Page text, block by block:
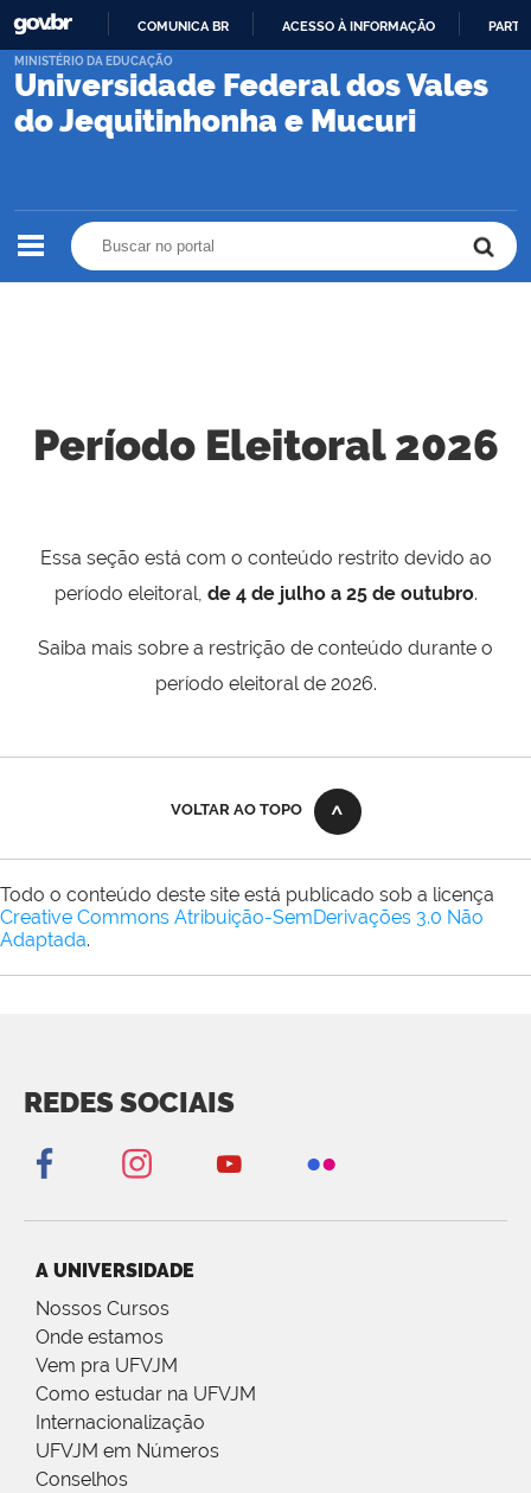
PARA
CONTEÚDO
COMUNICA BR ACESSO À INFORMAÇÃO
Universidade Federal dos Vales
do Jequitinhonha e Mucuri
MINISTÉRIO DA EDUCAÇÃO
Período Eleitoral 2026
Essa seção está com o conteúdo restrito devido ao
período eleitoral, de 4 de julho a 25 de outubro.
Saiba mais sobre a restrição de conteúdo durante o
período eleitoral de 2026.
VOLTAR AO TOPO
Todo o conteúdo deste site está publicado sob a licença
Creative Commons Atribuição-SemDerivações 3.0 Não
Adaptada.
REDES SOCIAIS
A UNIVERSIDADE
Nossos Cursos
Onde estamos
Vem pra UFVJM
Como estudar na UFVJM
Internacionalização
UFVJM em Números
Conselhos